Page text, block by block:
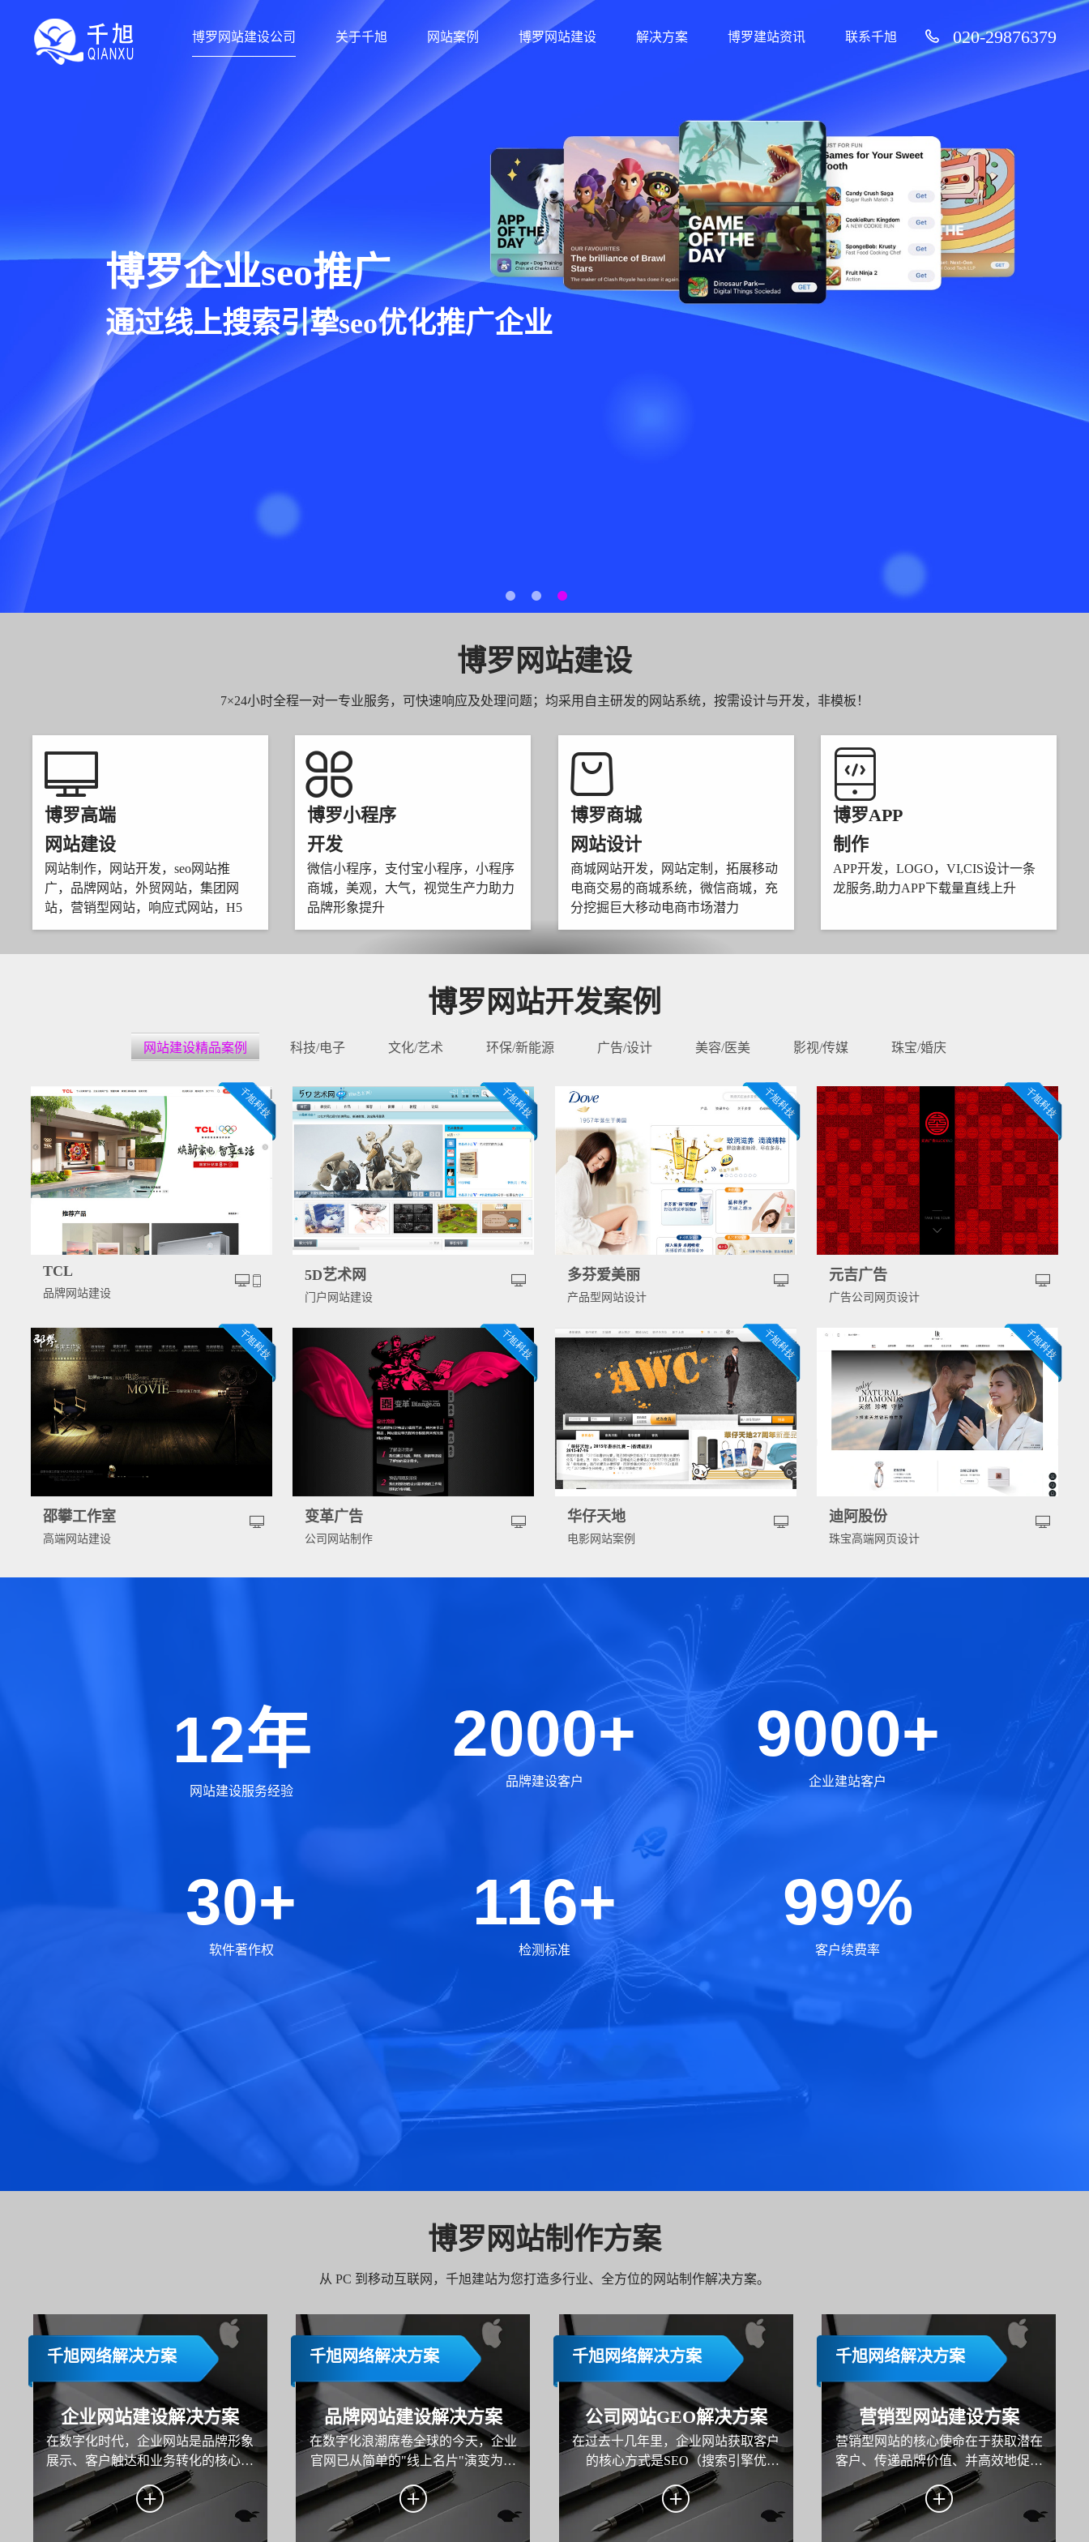
博罗网站建设公司 关于千旭 网站案例 博罗网站建设 解决方案 博罗建站资讯 联系千旭 020-29876379
博罗网站建设公司-千旭网络（12年经验/30+软件著作权/99%客户续费率）
博罗网站建设
7×24小时全程一对一专业服务，可快速响应及处理问题；均采用自主研发的网站系统，按需设计与开发，非模板！
博罗高端
网站建设
网站制作，网站开发，seo网站推
广，品牌网站，外贸网站，集团网
站，营销型网站，响应式网站，H5
博罗小程序
开发
微信小程序，支付宝小程序，小程序
商城，美观，大气，视觉生产力助力
品牌形象提升
博罗商城
网站设计
商城网站开发，网站定制，拓展移动
电商交易的商城系统，微信商城，充
分挖掘巨大移动电商市场潜力
博罗APP
制作
APP开发，LOGO，VI,CIS设计一条
龙服务,助力APP下载量直线上升
博罗网站开发案例
网站建设精品案例 科技/电子 文化/艺术 环保/新能源 广告/设计 美容/医美 影视/传媒 珠宝/婚庆
TCL
品牌网站建设
5D艺术网
门户网站建设
多芬爱美丽
产品型网站设计
元吉广告
广告公司网页设计
邵攀工作室
高端网站建设
变革广告
公司网站制作
华仔天地
电影网站案例
迪阿股份
珠宝高端网页设计
12年
网站建设服务经验
2000+
品牌建设客户
9000+
企业建站客户
30+
软件著作权
116+
检测标准
99%
客户续费率
博罗网站制作方案
从 PC 到移动互联网，千旭建站为您打造多行业、全方位的网站制作解决方案。
千旭网络解决方案
企业网站建设解决方案
在数字化时代，企业网站是品牌形象
展示、客户触达和业务转化的核心载
体。本方案旨在为企业打造一个功能
完善、用户体验优秀且具备市场竞争
力的网站，助力企业实现品牌传播、
用户服务与业务增长的目标。
千旭网络解决方案
品牌网站建设解决方案
在数字化浪潮席卷全球的今天，企业
官网已从简单的"线上名片"演变为品
牌战略的核心枢纽、市场营销的主阵
地与用户运营的关键载体。本方案旨
在为企业规划并构建一个集品牌展
示、内容营销、线索转化与用户服务
千旭网络解决方案
公司网站GEO解决方案
在过去十几年里，企业网站获取客户
的核心方式是SEO（搜索引擎优
化）。但从2024年开始，一个更深层
的变化正在发生——用户不再只"搜
索"，而是开始"询问AI"。 从 ChatGPT
到 Google Gemini，再到各类AI搜索产
千旭网络解决方案
营销型网站建设方案
营销型网站的核心使命在于获取潜在
客户、传递品牌价值、并高效地促成
转化。本方案旨在为某企业系统性地
规划与构建一个以数据驱动、以用户
为中心、以转化为导向的高性能营销
平台。方案将深入阐述从目标设定、